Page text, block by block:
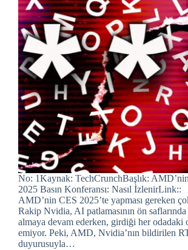
No: 1Kaynak: TechCrunchBaşlık:
2025 Basın Konferansı: Nasıl İzlenirLink::
AMD’nin CES 2025’te yapması gereken
Rakip Nvidia, AI patlamasının ön
almaya devam ederken, girdiği her odadaki
emiyor. Peki, AMD, Nvidia’nın bildirilen
duyurusuyla…